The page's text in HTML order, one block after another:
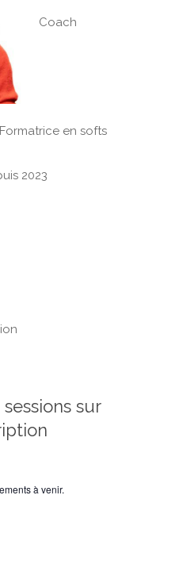
Coach
en softs
2023
sur
à venir.